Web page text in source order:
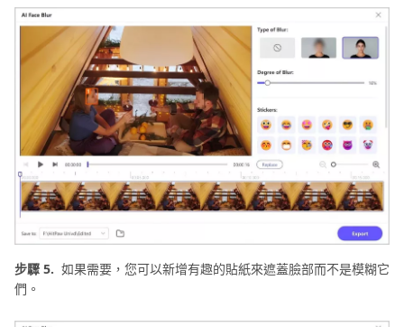
步驟 5. 如果需要，您可以新增有趣的貼紙來遮蓋臉部而不是模糊它
們。